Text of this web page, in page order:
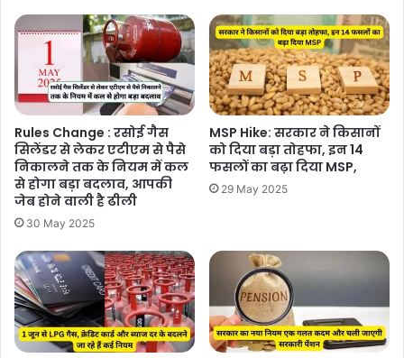
Rules Change : रसोई गैस
सिलेंडर से लेकर एटीएम से पैसे
निकालने तक के नियम में कल
से होगा बड़ा बदलाव, आपकी
जेब होने वाली है ढीली
30 May 2025
MSP Hike: सरकार ने किसानों
को दिया बड़ा तोहफा, इन 14
फसलों का बढ़ा दिया MSP,
29 May 2025